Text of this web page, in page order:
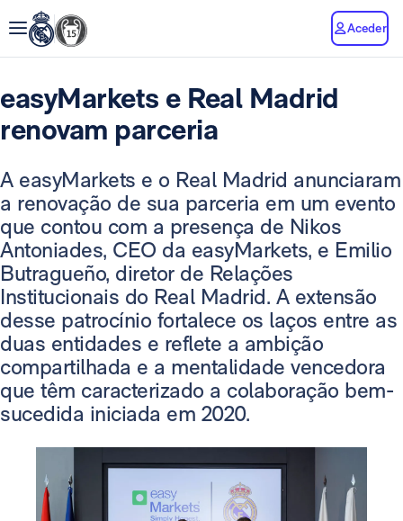
Aceder
easyMarkets e Real Madrid
renovam parceria
A easyMarkets e o Real Madrid anunciaram
a renovação de sua parceria em um evento
que contou com a presença de Nikos
Antoniades, CEO da easyMarkets, e Emilio
Butragueño, diretor de Relações
Institucionais do Real Madrid. A extensão
desse patrocínio fortalece os laços entre as
duas entidades e reflete a ambição
compartilhada e a mentalidade vencedora
que têm caracterizado a colaboração bem-
sucedida iniciada em 2020.